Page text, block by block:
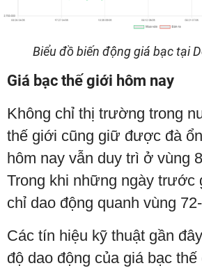
Biểu đồ biến động giá bạc tại
Giá bạc thế giới hôm nay
Không chỉ thị trường trong
thế giới cũng giữ được đà
hôm nay vẫn duy trì ở vùng
Trong khi những ngày trước
chỉ dao động quanh vùng
Các tín hiệu kỹ thuật gần
độ dao động của giá bạc